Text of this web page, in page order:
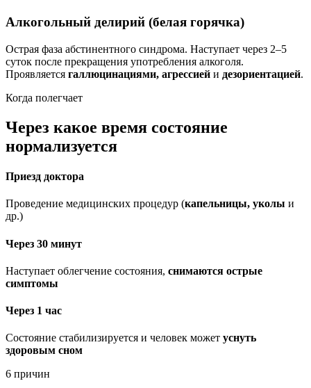
Алкогольный делирий (белая горячка)
Острая фаза абстинентного синдрома. Наступает через 2–5
суток после прекращения употребления алкоголя.
Проявляется галлюцинациями, агрессией и дезориентацией.
Когда полегчает
Через какое время состояние
нормализуется
Приезд доктора
Проведение медицинских процедур (капельницы, уколы и
др.)
Через 30 минут
Наступает облегчение состояния, снимаются острые
симптомы
Через 1 час
Состояние стабилизируется и человек может уснуть
здоровым сном
6 причин